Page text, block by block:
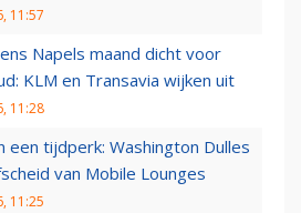
11:57
Napels maand dicht voor
KLM en Transavia wijken uit
11:28
een tijdperk: Washington Dulles
van Mobile Lounges
11:25